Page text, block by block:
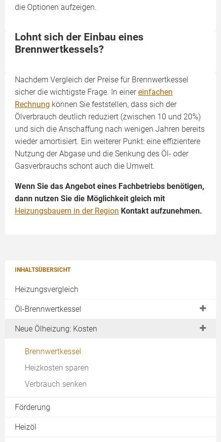
INHALTSÜBERSICHT
Heizungsvergleich
Öl-Brennwertkessel
Brennwerttechnik
Neue Ölheizung: Kosten
Brennwertkessel
Heizkosten sparen
Verbrauch senken
Förderung
Heizöl
die Optionen aufzeigen.
Lohnt sich der Einbau eines
Brennwertkessels?
Nachdem Vergleich der Preise für Brennwertkessel
sicher die wichtigste Frage. In einereinfachen
Rechnung können Sie feststellen, dass sich der
Ölverbrauch deutlich reduziert (zwischen 10 und 20%)
und sich die Anschaffung nach wenigen Jahren bereits
wieder amortisiert. Ein weiterer Punkt: eine effizientere
Nutzung der Abgase und die Senkung des Öl- oder
Gasverbrauchs schont auch die Umwelt.
Wenn Sie das Angebot eines Fachbetriebs benötigen,
dann nutzen Sie die Möglichkeit gleich mit
Heizungsbauern in der Region Kontakt aufzunehmen.